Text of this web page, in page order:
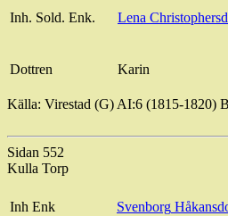
Inh. Sold. Enk. Lena
Dottren Karin
Källa: Virestad (G) AI:6 (1815-1820)
Sidan 552
Kulla Torp
Inh Enk Svenborg